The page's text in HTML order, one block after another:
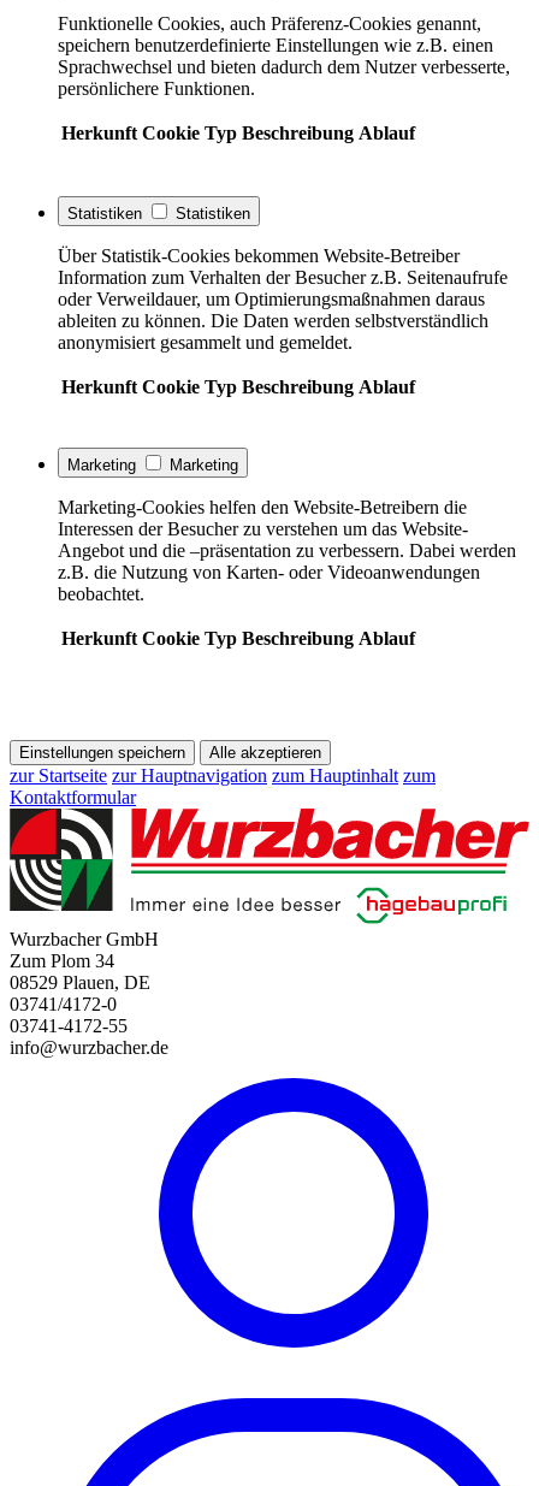
Funktionelle Cookies, auch Präferenz-Cookies genannt,
speichern benutzerdefinierte Einstellungen wie z.B. einen
Sprachwechsel und bieten dadurch dem Nutzer verbesserte,
persönlichere Funktionen.
Herkunft Cookie Typ Beschreibung Ablauf
Statistiken Statistiken
Über Statistik-Cookies bekommen Website-Betreiber
Information zum Verhalten der Besucher z.B. Seitenaufrufe
oder Verweildauer, um Optimierungsmaßnahmen daraus
ableiten zu können. Die Daten werden selbstverständlich
anonymisiert gesammelt und gemeldet.
Herkunft Cookie Typ Beschreibung Ablauf
Marketing Marketing
Marketing-Cookies helfen den Website-Betreibern die
Interessen der Besucher zu verstehen um das Website-
Angebot und die –präsentation zu verbessern. Dabei werden
z.B. die Nutzung von Karten- oder Videoanwendungen
beobachtet.
Herkunft Cookie Typ Beschreibung Ablauf
Einstellungen speichern Alle akzeptieren
zur Startseite zur Hauptnavigation zum Hauptinhalt zum
Kontaktformular
Wurzbacher GmbH
Zum Plom 34
08529 Plauen, DE
03741/4172-0
03741-4172-55
info@wurzbacher.de